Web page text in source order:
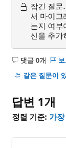
잠긴 질문.
서 마이그
는지 여부
신을 추가
댓글 0개
설
명
음
같은 질문이
답변 1개
정렬 기준: 가